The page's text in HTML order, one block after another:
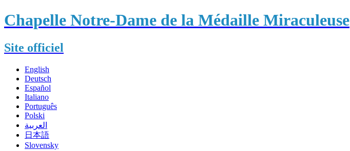
Chapelle Notre-Dame de la Médaille Miraculeuse
Site officiel
English
Deutsch
Español
Italiano
Português
Polski
العربية
日本語
Slovensky